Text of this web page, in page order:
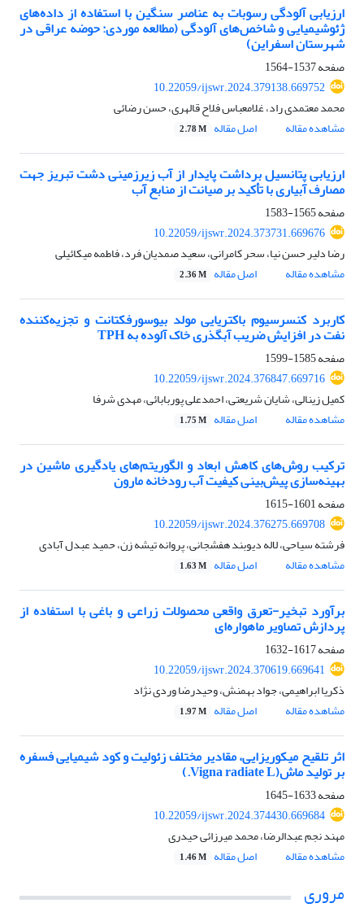
ارزیابی آلودگی رسوبات به عناصر سنگین با استفاده از داده‌های
ژئوشیمیایی و شاخص‌های آلودگی (مطالعه موردی: حوضه عراقی در
شهرستان اسفراین)
صفحه1537-1564
10.22059/ijswr.2024.379138.669752
محمد معتمدی راد، غلامعباس فلاح قالهری، حسن رضائی
مشاهده مقاله
اصل مقاله 2.78 M
ارزیابی پتانسیل برداشت پایدار از آب زیرزمینی دشت تبریز جهت
مصارف آبیاری با تأکید بر صیانت از منابع آب
صفحه1565-1583
10.22059/ijswr.2024.373731.669676
رضا دلیر حسن نیا، سحر کامرانی، سعید صمدیان فرد، فاطمه میکائیلی
مشاهده مقاله
اصل مقاله 2.36 M
کاربرد کنسرسیوم باکتریایی مولد بیوسورفکتانت و تجزیه‌کننده
نفت در افزایش ضریب آبگذری خاک آلوده به TPH
صفحه1585-1599
10.22059/ijswr.2024.376847.669716
کمیل زینالی، شایان شریعتی، احمدعلی پوربابائی، مهدی شرفا
مشاهده مقاله
اصل مقاله 1.75 M
ترکیب روش‌های کاهش ابعاد و الگوریتم‌های یادگیری ماشین در
بهینه‌سازی پیش‌بینی کیفیت آب رودخانه مارون
صفحه1601-1615
10.22059/ijswr.2024.376275.669708
فرشته سیاحی، لاله دیوبند هفشجانی، پروانه تیشه زن، حمید عبدل آبادی
مشاهده مقاله
اصل مقاله 1.63 M
برآورد تبخیر-تعرق واقعی محصولات زراعی و باغی با استفاده از
پردازش تصاویر ماهواره‌ای
صفحه1617-1632
10.22059/ijswr.2024.370619.669641
ذکریا ابراهیمی، جواد بهمنش، وحیدرضا وردی نژاد
مشاهده مقاله
اصل مقاله 1.97 M
اثر تلقیح میکوریزایی، مقادیر مختلف زئولیت و کود شیمیایی فسفره
بر تولید ماش(Vigna radiate L.)
صفحه1633-1645
10.22059/ijswr.2024.374430.669684
مهند نجم عبدالرضا، محمد میرزائی حیدری
مشاهده مقاله
اصل مقاله 1.46 M
مروری